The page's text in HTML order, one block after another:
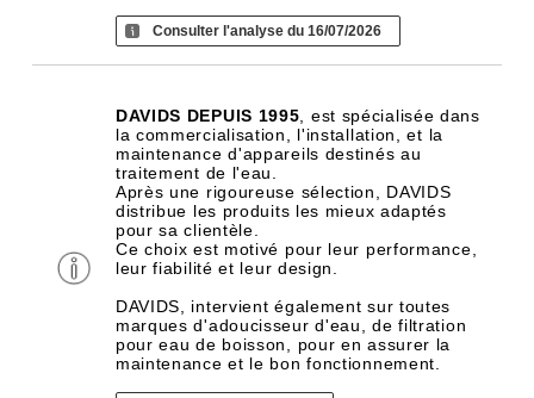
Consulter l'analyse du 16/07/2026
DAVIDS DEPUIS 1995 , est spécialisée dans
la commercialisation, l'installation, et la
maintenance d'appareils destinés au
traitement de l'eau.
Après une rigoureuse sélection, DAVIDS
distribue les produits les mieux adaptés
pour sa clientèle.
Ce choix est motivé pour leur performance,
leur fiabilité et leur design.
DAVIDS, intervient également sur toutes
marques d'adoucisseur d'eau, de filtration
pour eau de boisson, pour en assurer la
maintenance et le bon fonctionnement.